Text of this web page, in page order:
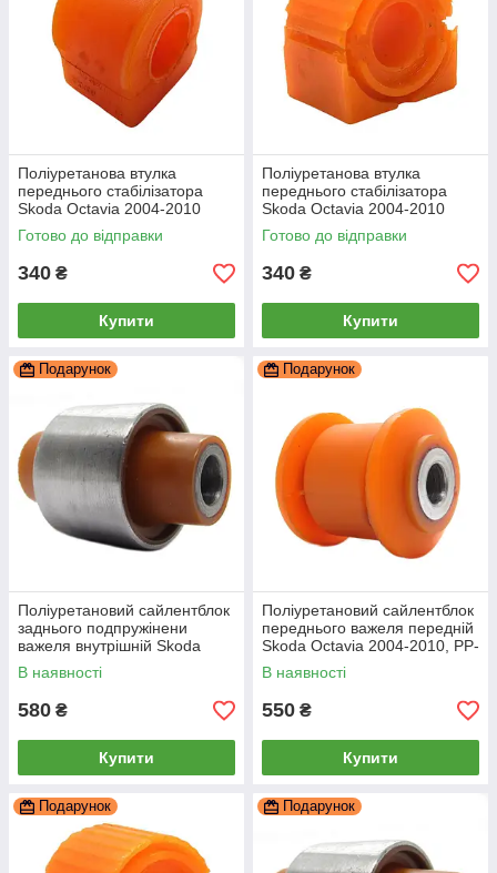
Поліуретанова втулка
переднього стабілізатора
Skoda Octavia 2004-2010
21мм ПІД вироблення, PP-
0057P
Готово до відправки
340 ₴
Купити
Поліуретанова втулка
переднього стабілізатора
Skoda Octavia 2004-2010
23мм ПІД вироблення, PP-
0143P
Готово до відправки
340 ₴
Купити
Подарунок
Поліуретановий сайлентблок
заднього подпружінени
важеля внутрішній Skoda
Octavia 2004-2010, PP-0164
В наявності
580 ₴
Купити
Подарунок
Поліуретановий сайлентблок
переднього важеля передній
Skoda Octavia 2004-2010, PP-
0163
В наявності
550 ₴
Купити
Подарунок Подарунок